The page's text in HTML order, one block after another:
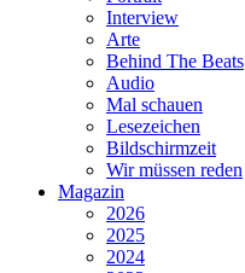
Interview
Arte
Behind The Beats
Audio
Mal schauen
Lesezeichen
Bildschirmzeit
Wir müssen reden
Magazin
2026
2025
2024